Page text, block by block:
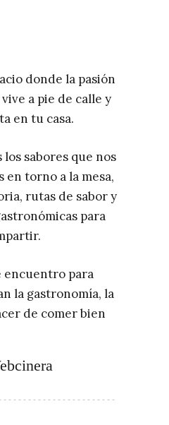
donde la pasión
a pie de calle y
en tu casa.
sabores que nos
torno a la mesa,
rutas de sabor y
para
encuentro para
la gastronomía, la
de comer bien